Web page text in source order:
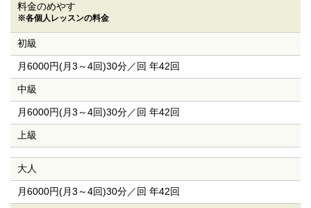
料金のめやす
※各個人レッスンの料金
初級
月6000円(月3～4回)30分／回 年42回
中級
月6000円(月3～4回)30分／回 年42回
上級
大人
月6000円(月3～4回)30分／回 年42回